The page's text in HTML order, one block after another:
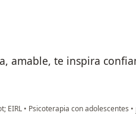
amable, te inspira
EIRL • Psicoterapia con adolescentes •